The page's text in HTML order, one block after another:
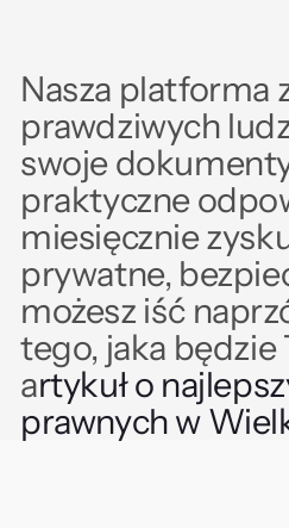
Nasza platforma
prawdziwych
swoje
praktyczne
miesięcznie
prywatne,
możesz iść
tego, jaka będzie
artykuł o
prawnych w